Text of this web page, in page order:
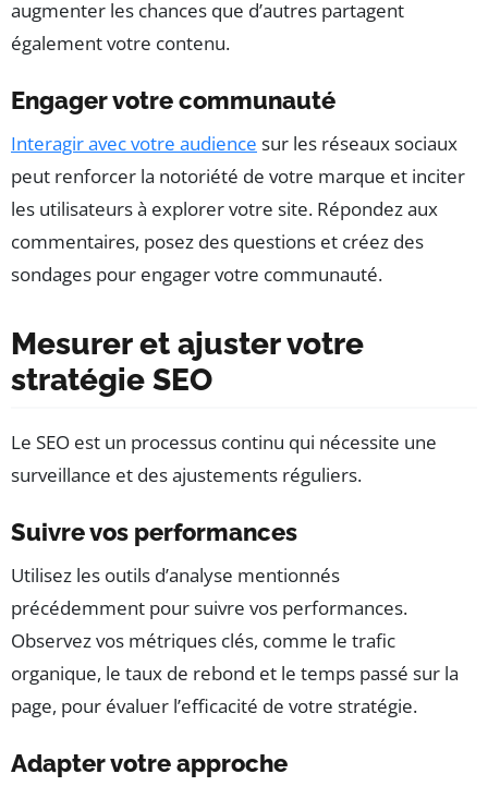
augmenter les chances que d’autres partagent
également votre contenu.
Engager votre communauté
Interagir avec votre audience sur les réseaux sociaux
peut renforcer la notoriété de votre marque et inciter
les utilisateurs à explorer votre site. Répondez aux
commentaires, posez des questions et créez des
sondages pour engager votre communauté.
Mesurer et ajuster votre
stratégie SEO
Le SEO est un processus continu qui nécessite une
surveillance et des ajustements réguliers.
Suivre vos performances
Utilisez les outils d’analyse mentionnés
précédemment pour suivre vos performances.
Observez vos métriques clés, comme le trafic
organique, le taux de rebond et le temps passé sur la
page, pour évaluer l’efficacité de votre stratégie.
Adapter votre approche